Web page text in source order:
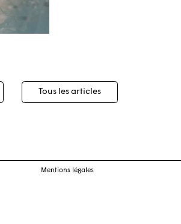
Tous les articles
Mentions légales